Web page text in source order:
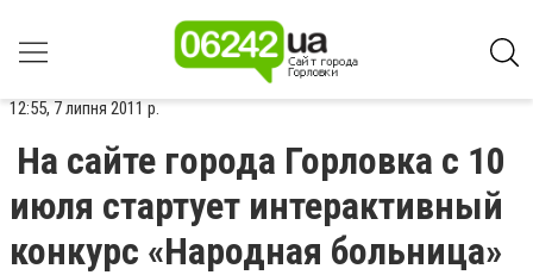
12:55, 7 липня 2011 р.
На сайте города Горловка с 10
июля стартует интерактивный
конкурс «Народная больница»